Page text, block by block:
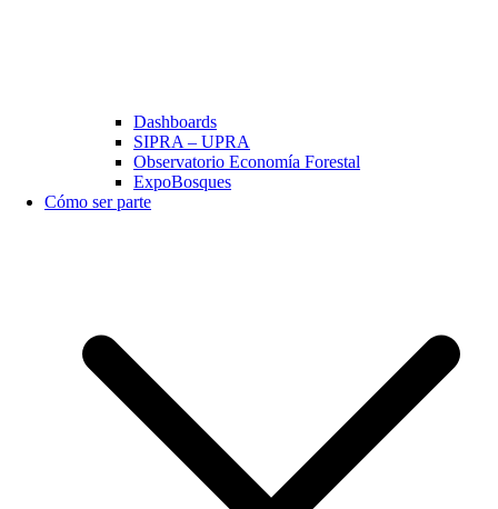
Dashboards
SIPRA – UPRA
Observatorio Economía Forestal
ExpoBosques
Cómo ser parte